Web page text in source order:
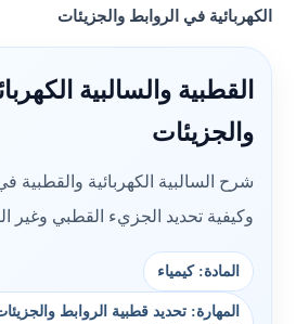
الكهربائية في الروابط والجزيئات
القطبية والسالبية
والجزيئات
شرح السالبية الكهربائية والقطبية
وكيفية تحديد الجزيء القطبي وغير
المادة: كيمياء
المهارة: تحديد قطبية الروابط